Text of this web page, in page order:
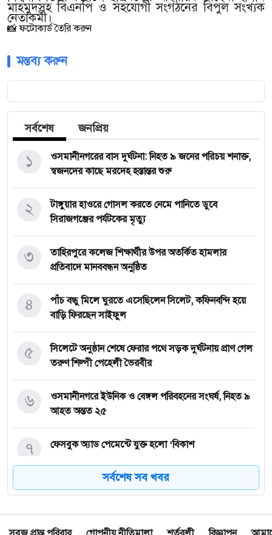
মাহমুদসহ বিএনপি ও সহযোগী সংগঠনের বিপুল সংখ্যক
নেতাকর্মী।
📸 ফটোকার্ড তৈরি করুন
মন্তব্য করুন
সর্বশেষ জনপ্রিয়
‎ওসমানীনগরের বাস দুর্ঘটনা: নিহত ৯ জনের পরিচয় শনাক্ত,
স্বজনদের কাছে মরদেহ হস্তান্তর শুরু
১
টাঙ্গুয়ার হাওরে গোসল করতে নেমে পানিতে ডুবে
সিরাজগঞ্জের পর্যটকের মৃত্যু
২
তাহিরপুরে কলেজ শিক্ষার্থীর উপর অতর্কিত হামলার
প্রতিবাদে মানববন্ধন অনুষ্ঠিত
৩
পাঁচ বন্ধু মিলে ঘুরতে এসেছিলেন সিলেট, কফিনবন্দি হয়ে
বাড়ি ফিরছেন সাইফুল
৪
সিলেটে অনুষ্ঠান শেষে ফেরার পথে সড়ক দুর্ঘটনায় প্রাণ গেল
তরুণ শিল্পী পেহেলী ভৈরবীর
৫
ওসমানীনগরে ইউনিক ও বেঙ্গল পরিবহনের সংঘর্ষ, নিহত ৯
আহত অন্তত ২৫
৬
ফেসবুক অ্যাড পেমেন্টে যুক্ত হলো ‘বিকাশ
৭
সিলেটে চার বছরের শিশু ফাহিমা ধর্ষণ ও হত্যা মামলায়
৮
সর্বশেষ সব খবর